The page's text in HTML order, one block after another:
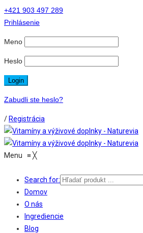
+421 903 497 289
Prihlásenie
Meno
Heslo
Zabudli ste heslo?
/ Registrácia
Menu ≡╳
Search for:
Domov
O nás
Ingrediencie
Blog